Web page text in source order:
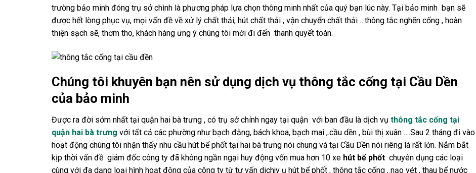
trường bảo minh đóng trụ sở chình là phương pháp lựa chọn thông minh nhất của quý bạn lúc này. Tại bảo minh bạn sẽ
được hết lòng phục vụ, mọi vấn đề về xử lý chất thải, hút chất thải , vận chuyển chất thải …thông tắc nghẽn cống , hoàn
thiện sạch sẽ, thơm tho, khách hàng ưng ý chúng tôi mới đi đến thanh quyết toán.
Chúng tôi khuyên bạn nên sử dụng dịch vụ thông tắc cống tại Cầu Dền
của bảo minh
Được ra đời sớm nhất tại quận hai bà trưng , có trụ sở chính ngay tại quận với ban đầu là dịch vụ thông tắc cống tại
quận hai bà trưng với tất cả các phường như bạch đằng, bách khoa, bạch mai ,.cầu dền , bùi thị xuân ….Sau 2 tháng đi vào
hoạt động chúng tôi nhận thấy nhu cầu hút bể phốt tại hai bà trưng nói chung và tại Cầu Dền nói riêng là rất lớn. Nắm bắt
kịp thời vấn đề giám đốc công ty đã không ngần ngại huy động vốn mua hơn 10 xe hút bể phốt chuyên dụng các loại
cùng với đa dạng loại hình hoạt động của công ty từ tư vấn dichjv ụ hút bể phốt , thông tắc cống , nạo vét , thau bể nước